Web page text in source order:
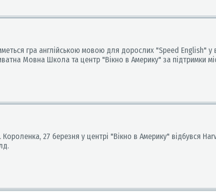
гра англійською мовою для дорослих "Speed English" у
Мовна Школа та центр "Вікно в Америку" за підтримки
27 березня у центрі "Вікно в Америку" відбувся